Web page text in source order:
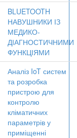
BLUETOOTH
НАВУШНИКИ ІЗ
МЕДИКО-
ДІАГНОСТИЧНИМИ
ФУНКЦІЯМИ
Аналіз IoT систем
та розробка
пристрою для
контролю
кліматичних
параметрів у
приміщенні